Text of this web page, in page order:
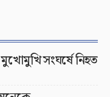
সংঘর্ষে নিহত